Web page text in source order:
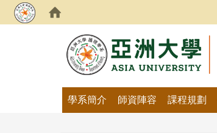
學系簡介 師資陣容 課程規劃